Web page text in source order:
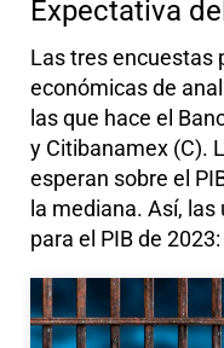
Expectativa
Las tres encuestas
económicas de
las que hace el
y Citibanamex (C).
esperan sobre el
la mediana. Así,
para el PIB de